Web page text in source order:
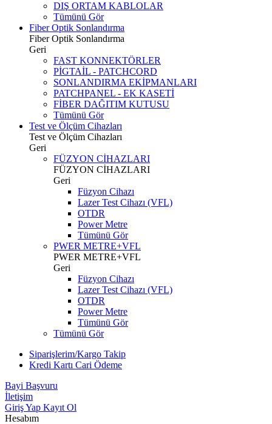
DIŞ ORTAM KABLOLAR
Tümünü Gör
Fiber Optik Sonlandırma
Fiber Optik Sonlandırma
Geri
FAST KONNEKTÖRLER
PİGTAİL - PATCHCORD
SONLANDIRMA EKİPMANLARI
PATCHPANEL - EK KASETİ
FİBER DAĞITIM KUTUSU
Tümünü Gör
Test ve Ölçüm Cihazları
Test ve Ölçüm Cihazları
Geri
FÜZYON CİHAZLARI
FÜZYON CİHAZLARI
Geri
Füzyon Cihazı
Lazer Test Cihazı (VFL)
OTDR
Power Metre
Tümünü Gör
PWER METRE+VFL
PWER METRE+VFL
Geri
Füzyon Cihazı
Lazer Test Cihazı (VFL)
OTDR
Power Metre
Tümünü Gör
Tümünü Gör
Siparişlerim/Kargo Takip
Kredi Kartı Cari Ödeme
Bayi Başvuru
İletişim
Giriş Yap Kayıt Ol
Hesabım